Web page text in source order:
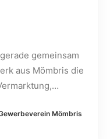
gemeinsam
aus Mömbris die
Mömbris